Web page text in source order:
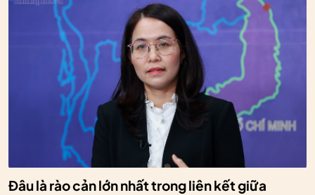
Đâu là rào cản lớn nhất trong liên kết giữa